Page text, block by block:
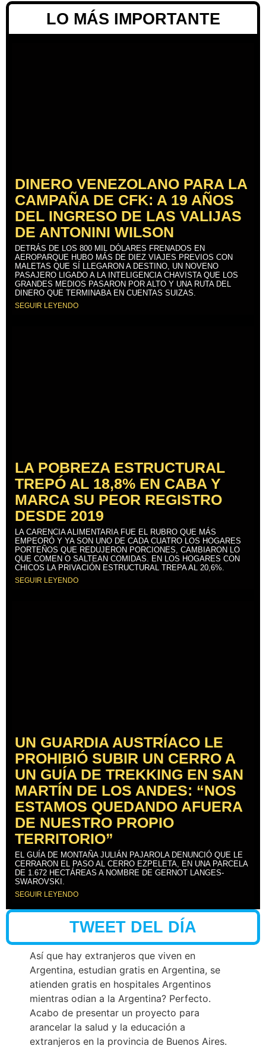
LO MÁS IMPORTANTE
DINERO VENEZOLANO PARA LA
CAMPAÑA DE CFK: A 19 AÑOS
DEL INGRESO DE LAS VALIJAS
DE ANTONINI WILSON
DETRÁS DE LOS 800 MIL DÓLARES FRENADOS EN
AEROPARQUE HUBO MÁS DE DIEZ VIAJES PREVIOS CON
MALETAS QUE SÍ LLEGARON A DESTINO, UN NOVENO
PASAJERO LIGADO A LA INTELIGENCIA CHAVISTA QUE LOS
GRANDES MEDIOS PASARON POR ALTO Y UNA RUTA DEL
DINERO QUE TERMINABA EN CUENTAS SUIZAS.
SEGUIR LEYENDO
LA POBREZA ESTRUCTURAL
TREPÓ AL 18,8% EN CABA Y
MARCA SU PEOR REGISTRO
DESDE 2019
LA CARENCIA ALIMENTARIA FUE EL RUBRO QUE MÁS
EMPEORÓ Y YA SON UNO DE CADA CUATRO LOS HOGARES
PORTEÑOS QUE REDUJERON PORCIONES, CAMBIARON LO
QUE COMEN O SALTEAN COMIDAS. EN LOS HOGARES CON
CHICOS LA PRIVACIÓN ESTRUCTURAL TREPA AL 20,6%.
SEGUIR LEYENDO
UN GUARDIA AUSTRÍACO LE
PROHIBIÓ SUBIR UN CERRO A
UN GUÍA DE TREKKING EN SAN
MARTÍN DE LOS ANDES: “NOS
ESTAMOS QUEDANDO AFUERA
DE NUESTRO PROPIO
TERRITORIO”
EL GUÍA DE MONTAÑA JULIÁN PAJAROLA DENUNCIÓ QUE LE
CERRARON EL PASO AL CERRO EZPELETA, EN UNA PARCELA
DE 1.672 HECTÁREAS A NOMBRE DE GERNOT LANGES-
SWAROVSKI.
SEGUIR LEYENDO
TWEET DEL DÍA
Así que hay extranjeros que viven en
Argentina, estudian gratis en Argentina, se
atienden gratis en hospitales Argentinos
mientras odian a la Argentina? Perfecto.
Acabo de presentar un proyecto para
arancelar la salud y la educación a
extranjeros en la provincia de Buenos Aires.